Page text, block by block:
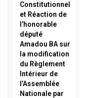
Constitutionnel
et Réaction de
l’honorable
député
Amadou BA sur
la modification
du Règlement
Intérieur de
l’Assemblée
Nationale par